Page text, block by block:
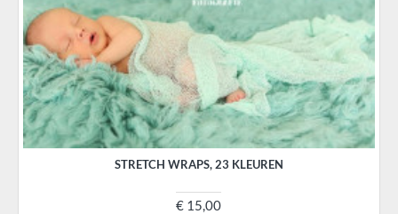
STRETCH WRAPS, 23 KLEUREN
€ 15,00